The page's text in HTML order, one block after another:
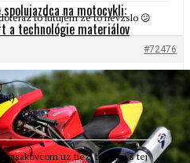
na motocykli:
a technológie materiálov
to lutujem ze to nevzslo 😕
#72476
uz tiez, teraz je s tej